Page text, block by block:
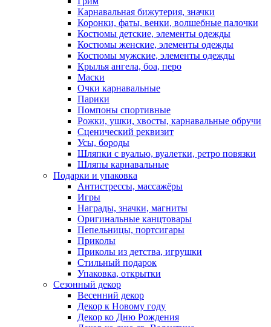
Карнавальная бижутерия, значки
Коронки, фаты, венки, волшебные палочки
Костюмы детские, элементы одежды
Костюмы женские, элементы одежды
Костюмы мужские, элементы одежды
Крылья ангела, боа, перо
Маски
Очки карнавальные
Парики
Помпоны спортивные
Рожки, ушки, хвосты, карнавальные обручи
Сценический реквизит
Усы, бороды
Шляпки с вуалью, вуалетки, ретро повязки
Шляпы карнавальные
Подарки и упаковка
Антистрессы, массажёры
Игры
Награды, значки, магниты
Оригинальные канцтовары
Пепельницы, портсигары
Приколы
Приколы из детства, игрушки
Стильный подарок
Упаковка, открытки
Сезонный декор
Весенний декор
Декор к Новому году
Декор ко Дню Рождения